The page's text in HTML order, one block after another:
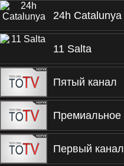
24h Catalunya
11 Salta
Пятый канал
Премиальное
Первый канал